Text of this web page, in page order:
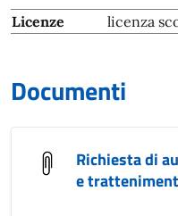
Licenze licenza
Documenti
Richiesta di
e